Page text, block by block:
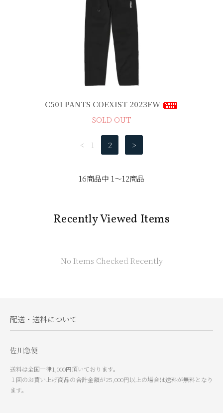
C501 PANTS COEXIST-2023FW-
SOLD OUT
< 1 2 >
16商品中 1～12商品
Recently Viewed Items
No Items Checked Recently
配送・送料について
佐川急便
送料は全国一律1,000円頂いております。
１回のお買い上げ商品の合計金額が25,000円以上の場合は送料が無料となり
ます。